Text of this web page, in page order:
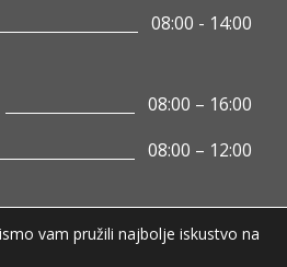
08:00 - 14:00
08:00 – 16:00
08:00 – 12:00
2020 Pamigo d.o.o.
vam pružili najbolje iskustvo na